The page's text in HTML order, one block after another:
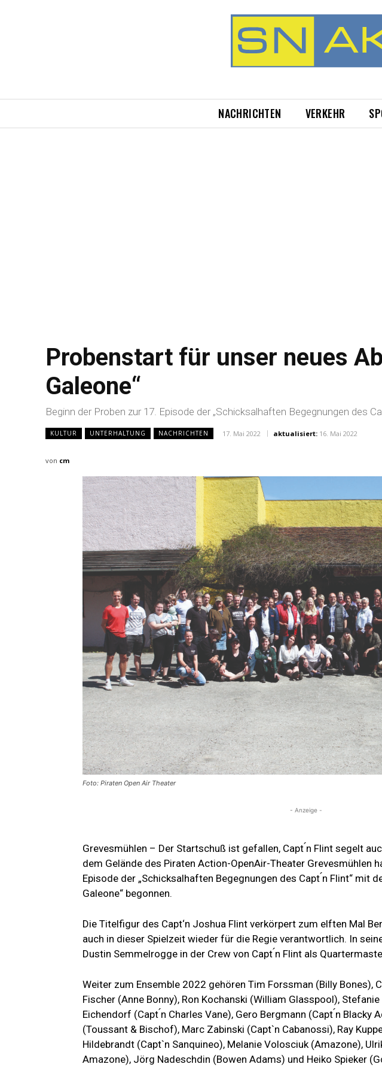
NACHRICHTEN VERKEHR
Probenstart für unser neues
Galeone“
Beginn der Proben zur 17. Episode der „Schicksalhaften Begegnungen des
KULTUR UNTERHALTUNG NACHRICHTEN 17. Mai 2022 aktualisiert: 16. Mai 2022
von cm
Foto: Piraten Open Air Theater
- Anzeige -
Grevesmühlen – Der Startschuß ist gefallen, Capt ́n Flint segelt
dem Gelände des Piraten Action-OpenAir-Theater Grevesmühlen
Episode der „Schicksalhaften Begegnungen des Capt ́n Flint“ mit
Galeone“ begonnen.
Die Titelfigur des Capt‘n Joshua Flint verkörpert zum elften Mal
auch in dieser Spielzeit wieder für die Regie verantwortlich. In
Dustin Semmelrogge in der Crew von Capt ́n Flint als
Weiter zum Ensemble 2022 gehören Tim Forssman (Billy Bones),
Fischer (Anne Bonny), Ron Kochanski (William Glasspool),
Eichendorf (Capt ́n Charles Vane), Gero Bergmann (Capt ́n Blacky
(Toussant & Bischof), Marc Zabinski (Capt`n Cabanossi), Ray
Hildebrandt (Capt`n Sanquineo), Melanie Volosciuk (Amazone),
Amazone), Jörg Nadeschdin (Bowen Adams) und Heiko Spieker